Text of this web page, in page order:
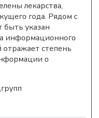
лекарства,
года. Рядом с
быть указан
информационного
отражает степень
о